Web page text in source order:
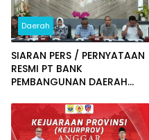
Daerah
SIARAN PERS / PERNYATAAN
RESMI PT BANK
PEMBANGUNAN DAERAH